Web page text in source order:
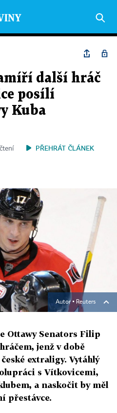
další hráč
posílí
Kuba
PŘEHRÁT ČLÁNEK
Autor ▪ Reuters
Ottawy Senators Filip
jenž v době
extraligy. Vytáhlý
s Vítkovicemi,
a naskočit by měl
přestávce.